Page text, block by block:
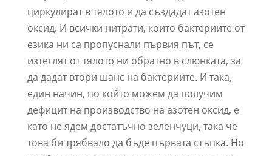
циркулират в тялото и да създадат азотен
оксид. И всички нитрати, които бактериите от
езика ни са пропуснали първия път, се
изтеглят от тялото ни обратно в слюнката, за
да дадат втори шанс на бактериите. И така,
един начин, по който можем да получим
дефицит на производство на азотен оксид, е
като не ядем достатъчно зеленчуци, така че
това би трябвало да бъде първата стъпка. Но